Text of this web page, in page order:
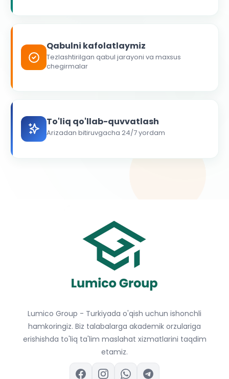
Qabulni kafolatlaymiz
Tezlashtirilgan qabul jarayoni va maxsus
chegirmalar
To'liq qo'llab-quvvatlash
Arizadan bitiruvgacha 24/7 yordam
Lumico Group - Turkiyada o'qish uchun ishonchli
hamkoringiz. Biz talabalarga akademik orzulariga
erishishda to'liq ta'lim maslahat xizmatlarini taqdim
etamiz.